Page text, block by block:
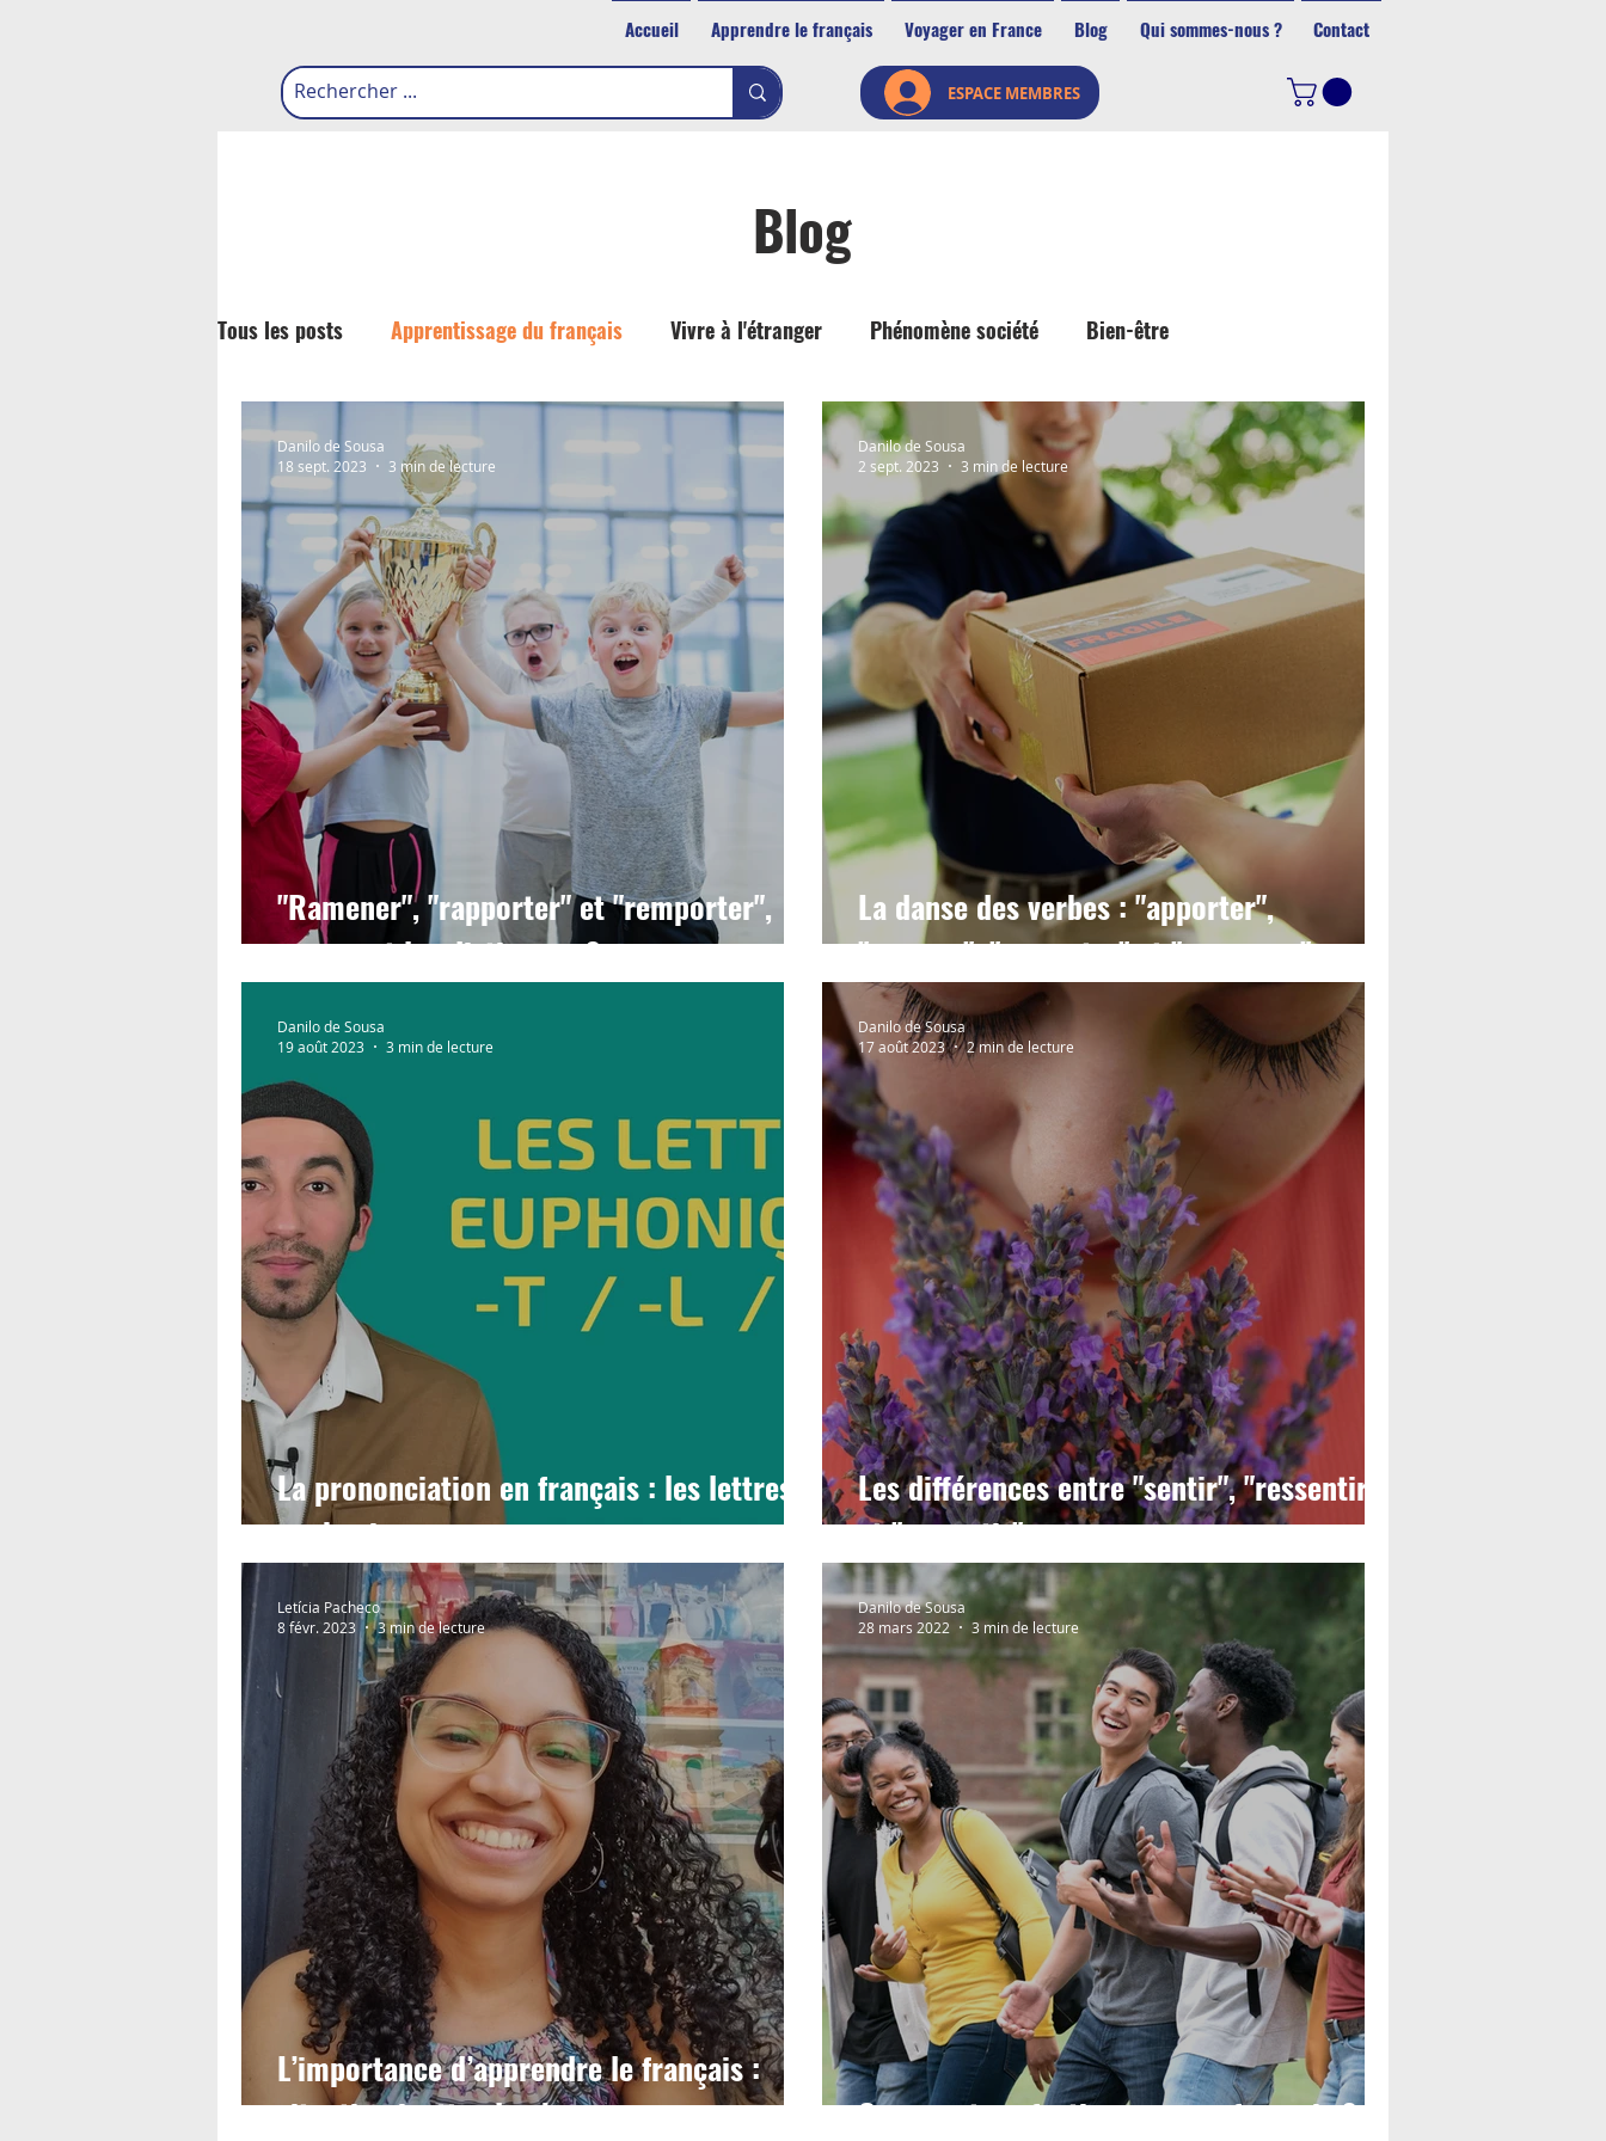
Accueil Apprendre le français Voyager en France Blog Qui sommes-nous ? Contact
ESPACE MEMBRES
Blog
Tous les posts Apprentissage du français Vivre à l'étranger Phénomène société Bien-être
"Ramener", "rapporter" et "remporter",
comment les distinguer ?
Danilo de Sousa
18 sept. 2023
3 min de lecture
La danse des verbes : "apporter",
"amener", "emporter" et "emmener"
Danilo de Sousa
2 sept. 2023
3 min de lecture
La prononciation en français : les lettres
euphoniques
Danilo de Sousa
19 août 2023
3 min de lecture
Les différences entre "sentir", "ressentir"
et "se sentir"
Danilo de Sousa
17 août 2023
2 min de lecture
L’importance d’apprendre le français :
situation inattendue !
Letícia Pacheco
8 févr. 2023
3 min de lecture
Comment perfectionner mon français ?
Danilo de Sousa
28 mars 2022
3 min de lecture